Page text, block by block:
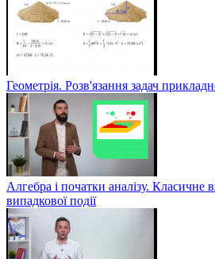
Геометрія. Розв'язання задач
Алгебра і початки аналізу. Класичне
випадкової події